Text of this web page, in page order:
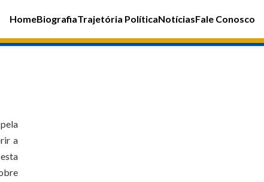
HomeBiografiaTrajetória PolíticaNotíciasFale Conosco
a